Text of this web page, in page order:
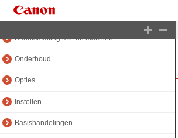
Bovenste handleidingenpagina
Kennismaking met de machine
Onderhoud
Opties
Instellen
Basishandelingen